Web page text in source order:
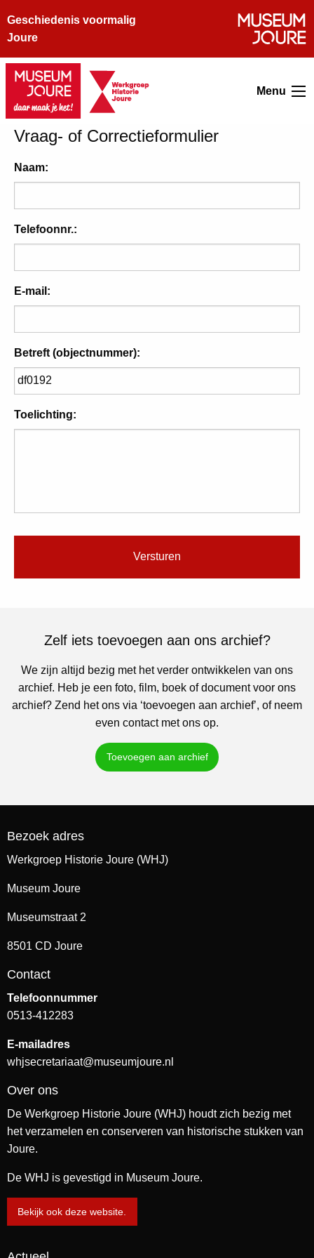
Geschiedenis voormalig
Joure
Menu
Vraag- of Correctieformulier
Naam:
Telefoonnr.:
E-mail:
Betreft (objectnummer):
Toelichting:
Zelf iets toevoegen aan ons archief?
We zijn altijd bezig met het verder ontwikkelen van ons
archief. Heb je een foto, film, boek of document voor ons
archief? Zend het ons via ‘toevoegen aan archief’, of neem
even contact met ons op.
Toevoegen aan archief
Bezoek adres
Werkgroep Historie Joure (WHJ)
Museum Joure
Museumstraat 2
8501 CD Joure
Contact
Telefoonnummer
0513-412283
E-mailadres
whjsecretariaat@museumjoure.nl
Over ons
De Werkgroep Historie Joure (WHJ) houdt zich bezig met
het verzamelen en conserveren van historische stukken van
Joure.
De WHJ is gevestigd in Museum Joure.
Bekijk ook deze website.